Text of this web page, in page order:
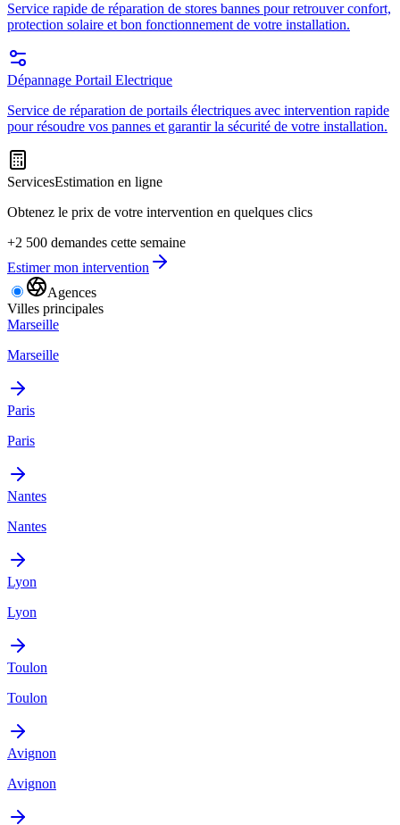
Service rapide de réparation de stores bannes pour retrouver confort,
protection solaire et bon fonctionnement de votre installation.
Dépannage Portail Electrique
Service de réparation de portails électriques avec intervention rapide
pour résoudre vos pannes et garantir la sécurité de votre installation.
ServicesEstimation en ligne
Obtenez le prix de votre intervention en quelques clics
+2 500 demandes cette semaine
Estimer mon intervention
Agences
Villes principales
Marseille
Marseille
Paris
Paris
Nantes
Nantes
Lyon
Lyon
Toulon
Toulon
Avignon
Avignon